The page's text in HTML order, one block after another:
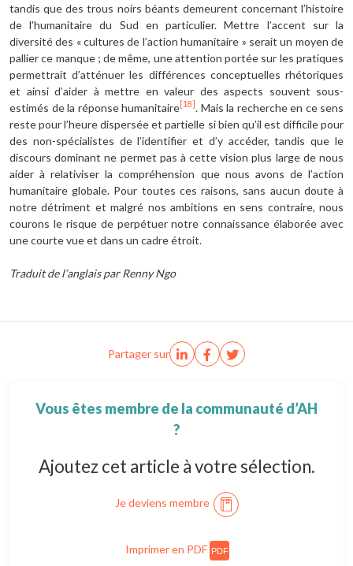
tandis que des trous noirs béants demeurent concernant l’histoire
de l’humanitaire du Sud en particulier. Mettre l’accent sur la
diversité des « cultures de l’action humanitaire » serait un moyen de
pallier ce manque ; de même, une attention portée sur les pratiques
permettrait d’atténuer les différences conceptuelles rhétoriques
et ainsi d’aider à mettre en valeur des aspects souvent sous-
estimés de la réponse humanitaire [18] . Mais la recherche en ce sens
reste pour l’heure dispersée et partielle si bien qu’il est difficile pour
des non-spécialistes de l’identifier et d’y accéder, tandis que le
discours dominant ne permet pas à cette vision plus large de nous
aider à relativiser la compréhension que nous avons de l’action
humanitaire globale. Pour toutes ces raisons, sans aucun doute à
notre détriment et malgré nos ambitions en sens contraire, nous
courons le risque de perpétuer notre connaissance élaborée avec
une courte vue et dans un cadre étroit.
Traduit de l’anglais par Renny Ngo
Partager sur
Vous êtes membre de la communauté d’AH
?
Ajoutez cet article à votre sélection.
Je deviens membre
Imprimer en PDF PDF